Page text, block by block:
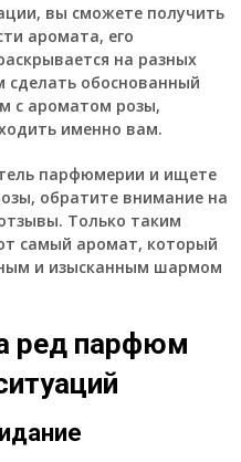
вы сможете получить
аромата, его
на разных
обоснованный
с ароматом розы,
именно вам.
парфюмерии и ищете
обратите внимание на
Только таким
самый аромат, который
и изысканным шармом
ред парфюм